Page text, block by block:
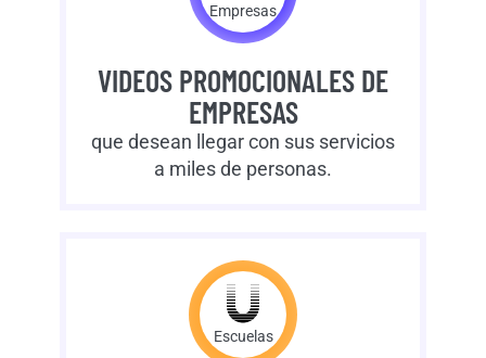
Empresas
VIDEOS PROMOCIONALES DE
EMPRESAS
que desean llegar con sus servicios
a miles de personas.
Escuelas